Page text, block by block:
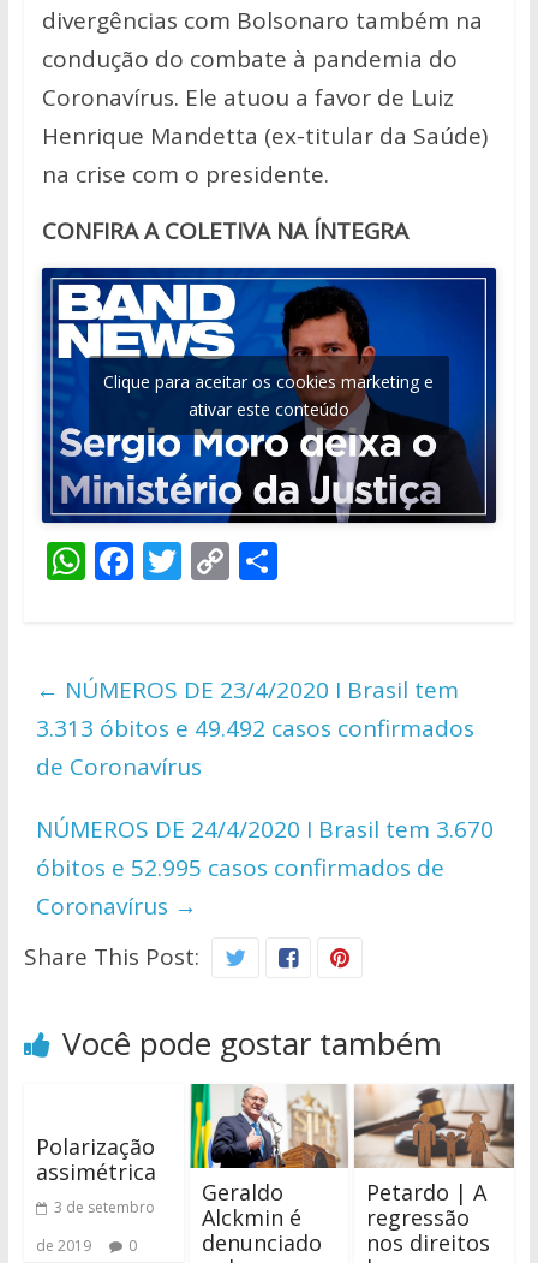
divergências com Bolsonaro também na
condução do combate à pandemia do
Coronavírus. Ele atuou a favor de Luiz
Henrique Mandetta (ex-titular da Saúde)
na crise com o presidente.
CONFIRA A COLETIVA NA ÍNTEGRA
Clique para aceitar os cookies marketing e
ativar este conteúdo
W
s
A
p
p
F
b
o
o
k
T
er
C
y
Li
n
S
e
← NÚMEROS DE 23/4/2020 I Brasil tem
3.313 óbitos e 49.492 casos confirmados
de Coronavírus
NÚMEROS DE 24/4/2020 I Brasil tem 3.670
óbitos e 52.995 casos confirmados de
Coronavírus →
Share This Post:
Você pode gostar também
Polarização
assimétrica
3 de setembro
de 2019
0
Geraldo
Alckmin é
denunciado
Petardo | A
regressão
nos direitos